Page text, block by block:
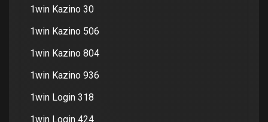
1win Kazino 30
1win Kazino 506
1win Kazino 804
1win Kazino 936
1win Login 318
1win Login 424